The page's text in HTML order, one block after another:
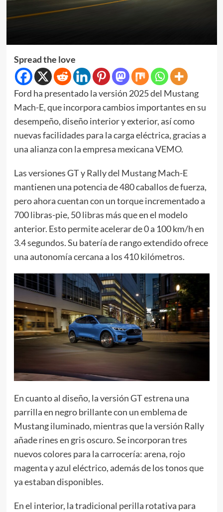
Spread the love
Ford ha presentado la versión 2025 del Mustang
Mach-E, que incorpora cambios importantes en su
desempeño, diseño interior y exterior, así como
nuevas facilidades para la carga eléctrica, gracias a
una alianza con la empresa mexicana VEMO.
Las versiones GT y Rally del Mustang Mach-E
mantienen una potencia de 480 caballos de fuerza,
pero ahora cuentan con un torque incrementado a
700 libras-pie, 50 libras más que en el modelo
anterior. Esto permite acelerar de 0 a 100 km/h en
3.4 segundos. Su batería de rango extendido ofrece
una autonomía cercana a los 410 kilómetros.
En cuanto al diseño, la versión GT estrena una
parrilla en negro brillante con un emblema de
Mustang iluminado, mientras que la versión Rally
añade rines en gris oscuro. Se incorporan tres
nuevos colores para la carrocería: arena, rojo
magenta y azul eléctrico, además de los tonos que
ya estaban disponibles.
En el interior, la tradicional perilla rotativa para